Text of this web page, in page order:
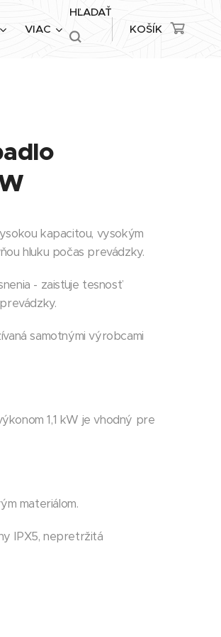
VIAC
HĽADAŤ
KOŠÍK
kapacitou, vysokým
hluku počas prevádzky.
- zaisťuje tesnosť
samotnými výrobcami
1,1 kW je vhodný pre
materiálom.
IPX5, nepretržitá